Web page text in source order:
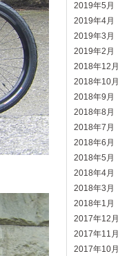
2019年5月
2019年4月
2019年3月
2019年2月
2018年12月
2018年10月
2018年9月
2018年8月
2018年7月
2018年6月
2018年5月
2018年4月
2018年3月
2018年1月
2017年12月
2017年11月
2017年10月